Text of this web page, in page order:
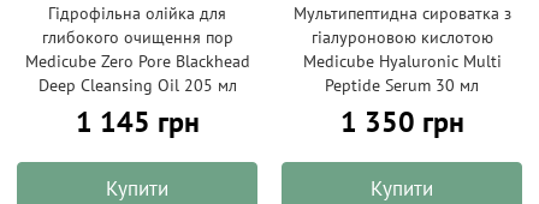
Гідрофільна олійка для
глибокого очищення пор
Medicube Zero Pore Blackhead
Deep Cleansing Oil 205 мл
1 145 грн
Купити
Мультипептидна сироватка з
гіалуроновою кислотою
Medicube Hyaluronic Multi
Peptide Serum 30 мл
1 350 грн
Купити